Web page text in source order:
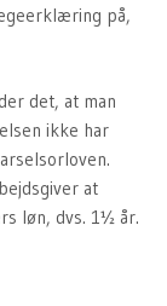
på,
det, at man
ikke har
at
løn, dvs. 1½ år.